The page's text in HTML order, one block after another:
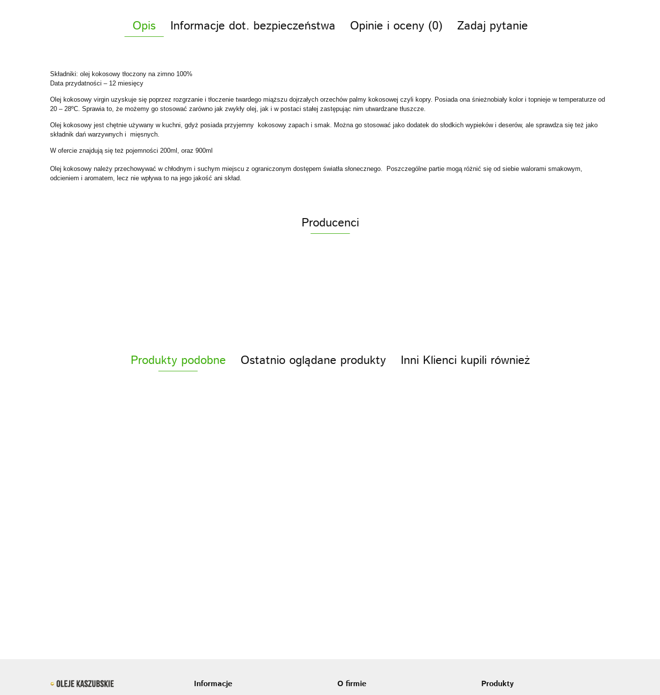
Opis Informacje dot. bezpieczeństwa Opinie i oceny (0) Zadaj pytanie
Składniki: olej kokosowy tłoczony na zimno 100%
Data przydatności – 12 miesięcy
Olej kokosowy virgin uzyskuje się poprzez rozgrzanie i tłoczenie twardego miąższu dojrzałych orzechów palmy kokosowej czyli kopry. Posiada ona śnieżnobiały kolor i topnieje w temperaturze od
20 – 28ºC. Sprawia to, że możemy go stosować zarówno jak zwykły olej, jak i w postaci stałej zastępując nim utwardzane tłuszcze.
Olej kokosowy jest chętnie używany w kuchni, gdyż posiada przyjemny
kokosowy zapach i smak. Można go stosować jako dodatek do słodkich wypieków i deserów, ale sprawdza się też jako
składnik dań warzywnych i mięsnych.
W ofercie znajdują się też pojemności 200ml, oraz 900ml
Olej kokosowy należy przechowywać w chłodnym i suchym miejscu z ograniczonym dostępem światła słonecznego.
Poszczególne partie mogą różnić się od siebie walorami smakowym,
odcieniem i aromatem, lecz nie wpływa to na jego jakość ani skład.
Producenci
ACS sp z o.o.
Produkty podobne Ostatnio oglądane produkty Inni Klienci kupili również
Informacje O firmie Produkty